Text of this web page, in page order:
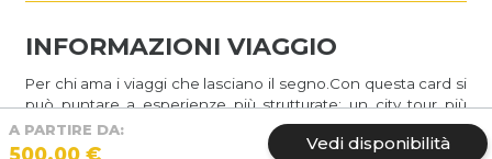
INFORMAZIONI VIAGGIO
Per chi ama i viaggi che lasciano il segno.Con questa card si
può puntare a esperienze più strutturate: un city tour più
lungo, un viaggio organizzato, un weekend speciale oppure
un primo anticipo verso un grande itinerario.È il regalo
A PARTIRE DA:
500.00 € Vedi disponibilità